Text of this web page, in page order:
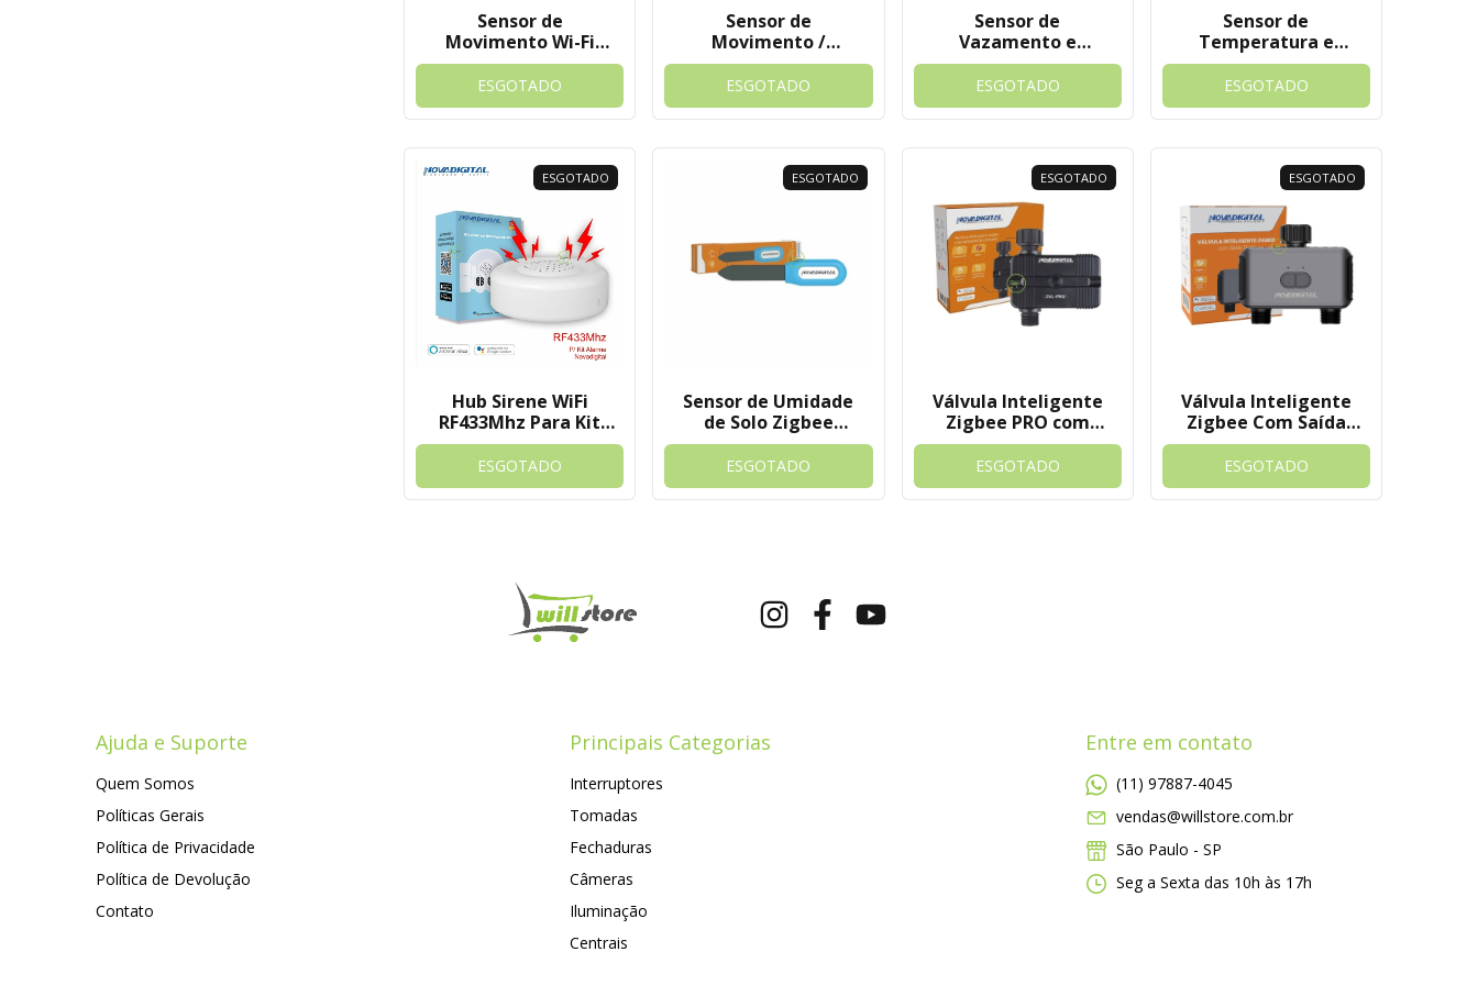
Sensor de
Movimento Wi-Fi
Nova Digital - Tuya
ESGOTADO
Sensor de
Movimento /
Presença RF 433Mhz
Para Kit Alarme
Novadigital Tuya
ESGOTADO
Sensor de
Vazamento e
Inundação Zigbee
Novadigital Tuya
ESGOTADO
Sensor de
Temperatura e
Umidade ZigBee
Com Display
Novadigital - Tuya
ESGOTADO
ESGOTADO
Hub Sirene WiFi
RF433Mhz Para Kit
Alarme Novadigital
Tuya
ESGOTADO
ESGOTADO
Sensor de Umidade
de Solo Zigbee
Novadigital Tuya
ESGOTADO
ESGOTADO
Válvula Inteligente
Zigbee PRO com
Medidor de Consumo
Novadigital Tuya
ESGOTADO
ESGOTADO
Válvula Inteligente
Zigbee Com Saída
Dupla Novadigital
Tuya
ESGOTADO
Ajuda e Suporte
Quem Somos
Políticas Gerais
Política de Privacidade
Política de Devolução
Contato
Principais Categorias
Interruptores
Tomadas
Fechaduras
Câmeras
Iluminação
Centrais
Entre em contato
(11) 97887-4045
vendas@willstore.com.br
São Paulo - SP
Seg a Sexta das 10h às 17h